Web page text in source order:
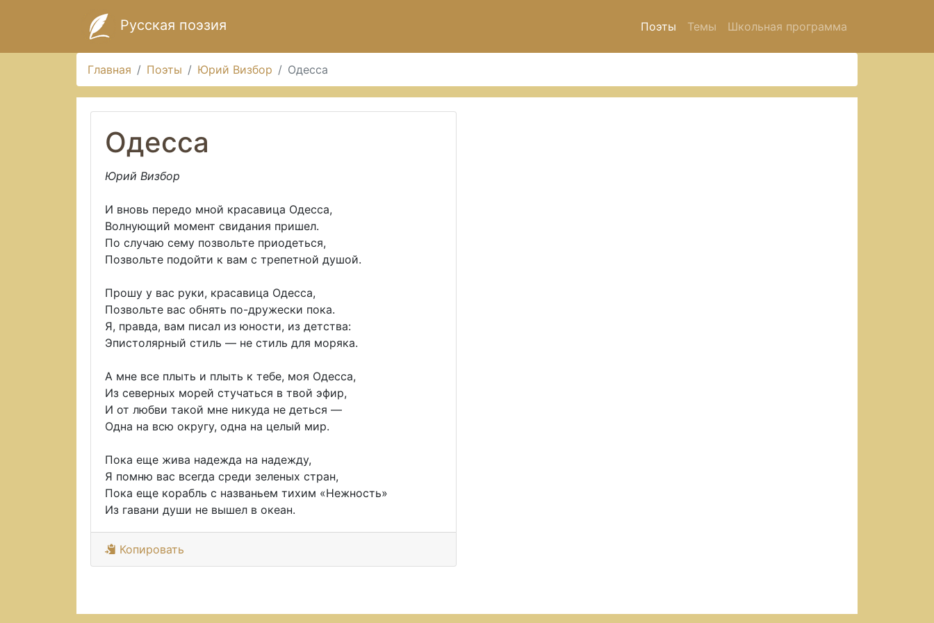
Русская поэзия Поэты Темы Школьная программа
Главная Поэты Юрий Визбор Одесса
Одесса
Юрий Визбор
И вновь передо мной красавица Одесса,
Волнующий момент свидания пришел.
По случаю сему позвольте приодеться,
Позвольте подойти к вам с трепетной душой.
Прошу у вас руки, красавица Одесса,
Позвольте вас обнять по-дружески пока.
Я, правда, вам писал из юности, из детства:
Эпистолярный стиль — не стиль для моряка.
А мне все плыть и плыть к тебе, моя Одесса,
Из северных морей стучаться в твой эфир,
И от любви такой мне никуда не деться —
Одна на всю округу, одна на целый мир.
Пока еще жива надежда на надежду,
Я помню вас всегда среди зеленых стран,
Пока еще корабль с названьем тихим «Нежность»
Из гавани души не вышел в океан.
Копировать